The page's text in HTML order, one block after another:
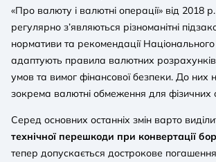
«Про валюту і валютні операції» від 2018
регулярно з’являються різноманітні
нормативи та рекомендації Національного
адаптують правила валютних
умов та вимог фінансової безпеки. До них
зокрема валютні обмеження для фізичних
Cеред основних останніх змін варто
технічної перешкоди при конвертації
тепер допускається дострокове погашення